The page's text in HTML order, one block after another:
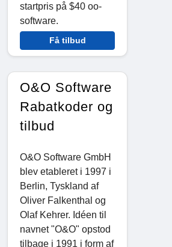
startpris på $40 oo-
software.
Få tilbud
O&O Software
Rabatkoder og
tilbud
O&O Software GmbH
blev etableret i 1997 i
Berlin, Tyskland af
Oliver Falkenthal og
Olaf Kehrer. Idéen til
navnet "O&O" opstod
tilbage i 1991 i form af